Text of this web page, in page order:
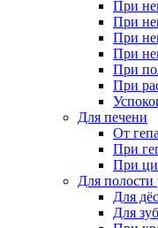
При
При
При
При
При
При
Для печени
От
При
При
Для полости
Для
Для